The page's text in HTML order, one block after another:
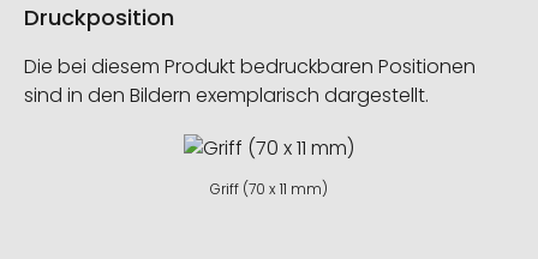
Druckposition
Die bei diesem Produkt bedruckbaren Positionen
sind in den Bildern exemplarisch dargestellt.
Griff (70 x 11 mm)